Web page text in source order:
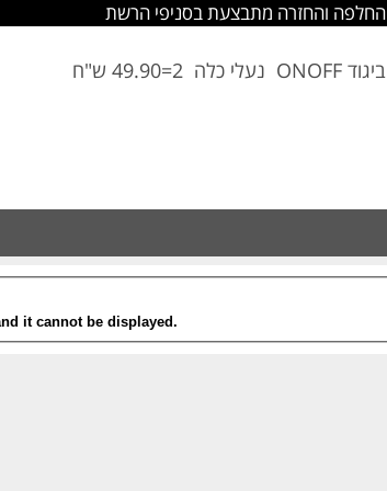
החלפה והחזרה מתבצעת בסניפי הרשת
ביגוד ONOFF נעלי כלה 2=49.90 ש"ח